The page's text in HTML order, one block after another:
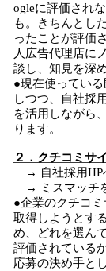
ogleに評価され
も。きちんとし
ったことが評価
人広告代理店に
談し、知見を深
●現在使ってい
しつつ、自社採
を活用しながら
ります。
２．クチコミサ
→ 自社採用HP
→ ミスマッチ
●企業のクチコ
取得しようとす
め、どれを選ん
評価されている
応募の決め手と